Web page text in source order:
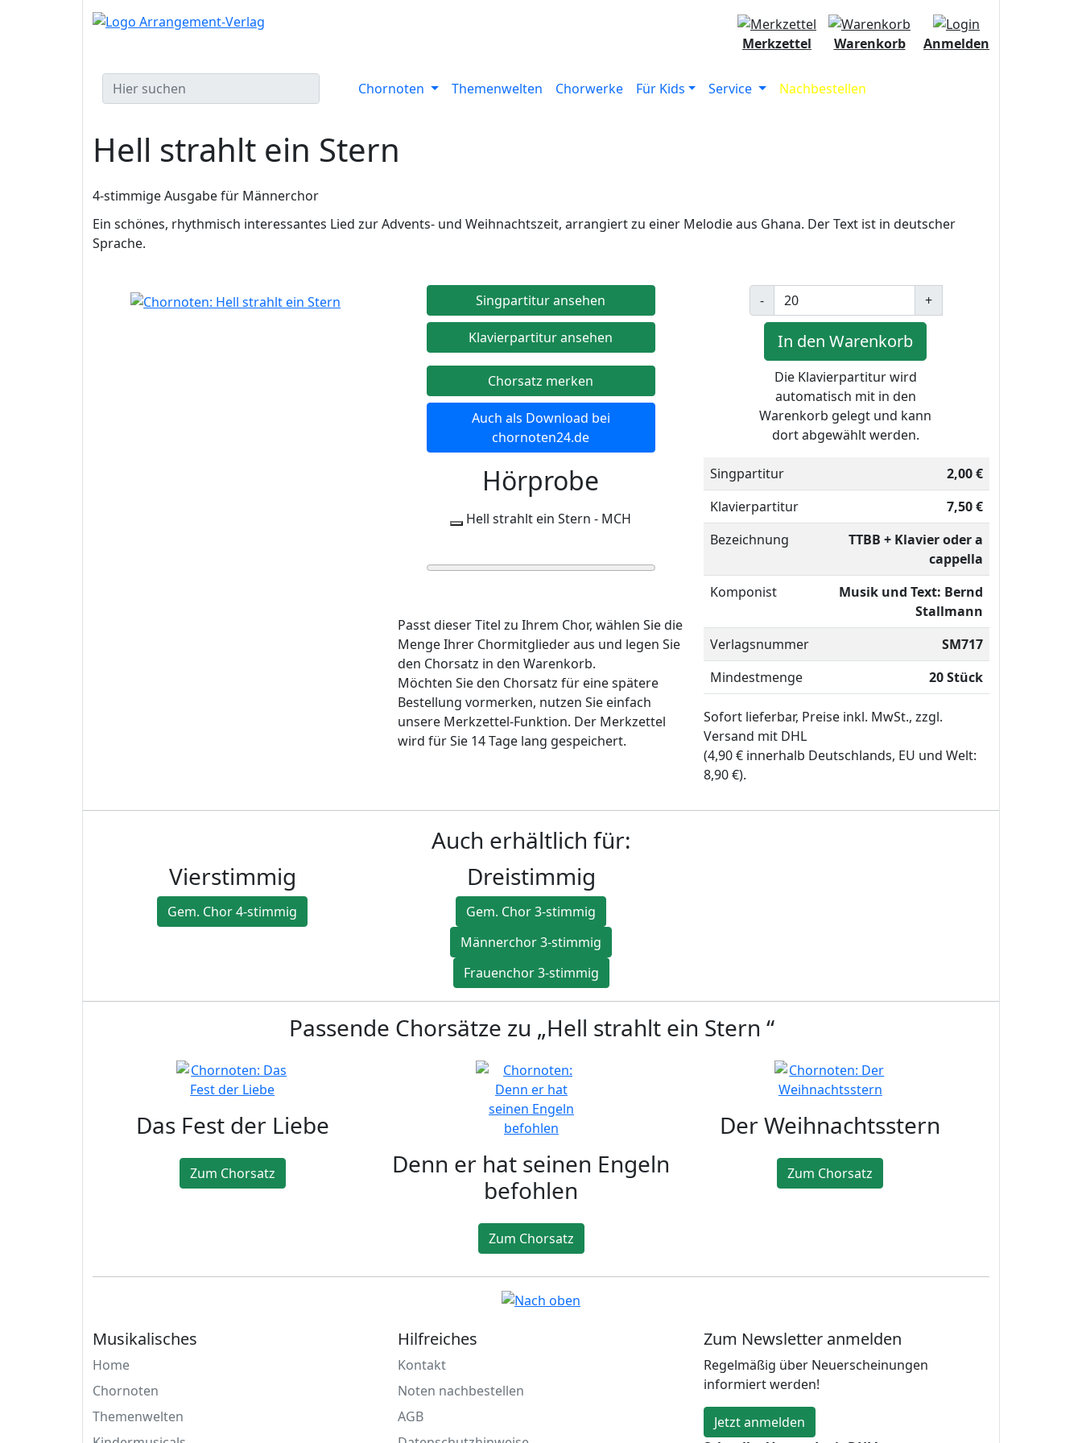
Anmelden
Warenkorb
Merkzettel
Chornoten Themenwelten Chorwerke Für Kids Service Nachbestellen
Hell strahlt ein Stern
4-stimmige Ausgabe für Männerchor
Ein schönes, rhythmisch interessantes Lied zur Advents- und Weihnachtszeit, arrangiert zu einer Melodie aus Ghana. Der Text ist in deutscher
Sprache.
Singpartitur ansehen
Klavierpartitur ansehen
Chorsatz merken
Auch als Download bei
chornoten24.de
Hörprobe
Hell strahlt ein Stern - MCH
Passt dieser Titel zu Ihrem Chor, wählen Sie die
Menge Ihrer Chormitglieder aus und legen Sie
den Chorsatz in den Warenkorb.
Möchten Sie den Chorsatz für eine spätere
Bestellung vormerken, nutzen Sie einfach
unsere Merkzettel-Funktion. Der Merkzettel
wird für Sie 14 Tage lang gespeichert.
- +
In den Warenkorb
Die Klavierpartitur wird
automatisch mit in den
Warenkorb gelegt und kann
dort abgewählt werden.
Singpartitur
2,00 €
Klavierpartitur
7,50 €
Bezeichnung
TTBB + Klavier oder a
cappella
Komponist
Musik und Text: Bernd
Stallmann
Verlagsnummer
SM717
Mindestmenge
20 Stück
Sofort lieferbar, Preise inkl. MwSt., zzgl.
Versand mit DHL
(4,90 € innerhalb Deutschlands, EU und Welt:
8,90 €).
Auch erhältlich für:
Vierstimmig
Gem. Chor 4-stimmig
Dreistimmig
Gem. Chor 3-stimmig
Männerchor 3-stimmig
Frauenchor 3-stimmig
Passende Chorsätze zu „Hell strahlt ein Stern “
Das Fest der Liebe
Zum Chorsatz
Denn er hat seinen Engeln
befohlen
Zum Chorsatz
Der Weihnachtsstern
Zum Chorsatz
Musikalisches
Home
Chornoten
Themenwelten
Hilfreiches
Kontakt
Noten nachbestellen
AGB
Zum Newsletter anmelden
Regelmäßig über Neuerscheinungen
informiert werden!
Jetzt anmelden